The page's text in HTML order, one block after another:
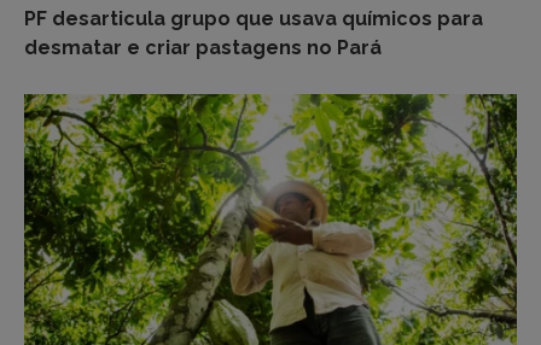
PF desarticula grupo que usava químicos para
desmatar e criar pastagens no Pará